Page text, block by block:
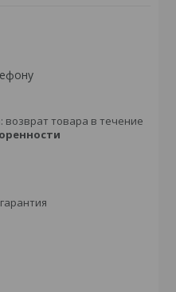
возврат товара в течение